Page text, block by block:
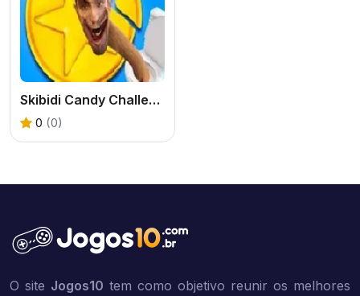
Skibidi Candy Challenge
0 (0)
O site Jogos10 tem como objetivo reunir os melhores